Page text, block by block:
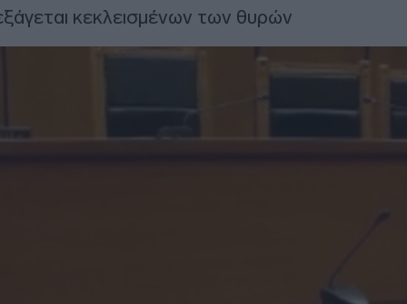
κεκλεισμένων των θυρών